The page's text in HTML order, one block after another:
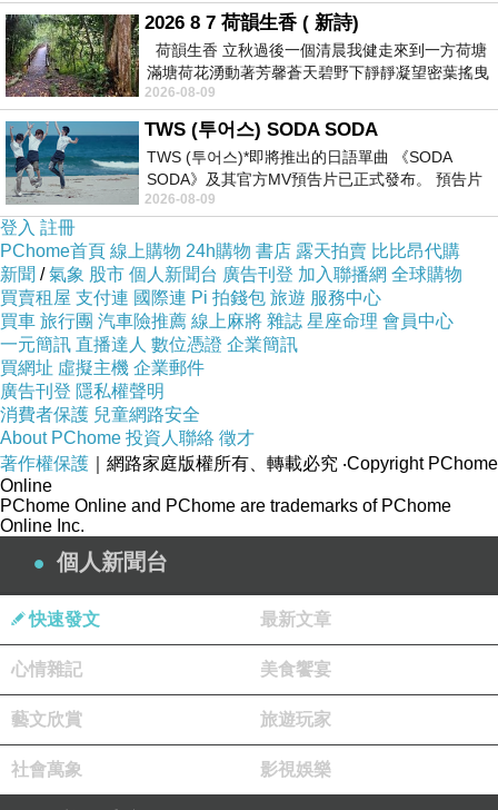
商用英文對話範例toeic 考試 線上免費英文教學
英文家教老師費用師資班 如何開始學英文英文如
何學好 全民英檢中級模擬試題
立即了解學習英文
旅遊會話 英文 幼兒學英文 旅遊會話 英文 幼兒學
英文
台中 學英文 一對一線上學英文 台中 學英文 一對
一線上學英文
旅遊英文教學 英文會話家教 旅遊英文教學 英文
會話家教
2026 8 7 荷韻生香 ( 新詩)
荷韻生香 立秋過後一個清晨我健走來到一方荷塘
滿塘荷花湧動著芳馨蒼天碧野下靜靜凝望密葉搖曳
幽泉中復有蛙鳴嘓嘓水波裡搖曳
2026-08-09
TWS (투어스) SODA SODA
TWS (투어스)*即將推出的日語單曲 《SODA
SODA》及其官方MV預告片已正式發布。 預告片
一經發布， 就引發了粉絲們對這次夏季回
2026-08-09
登入 註冊
PChome首頁 線上購物 24h購物 書店 露天拍賣 比比昂代購
新聞 /氣象 股市 個人新聞台 廣告刊登 加入聯播網 全球購物
買賣租屋 支付連 國際連 Pi 拍錢包 旅遊 服務中心
買車 旅行團 汽車險推薦 線上麻將 雜誌 星座命理 會員中心
一元簡訊 直播達人 數位憑證 企業簡訊
買網址 虛擬主機 企業郵件
廣告刊登 隱私權聲明
消費者保護 兒童網路安全
About PChome 投資人聯絡 徵才
著作權保護 ｜網路家庭版權所有、轉載必究 ‧Copyright PChome
Online
PChome Online and PChome are trademarks of PChome
Online Inc.
個人新聞台
快速發文 最新文章
心情雜記 美食饗宴
藝文欣賞 旅遊玩家
社會萬象 影視娛樂